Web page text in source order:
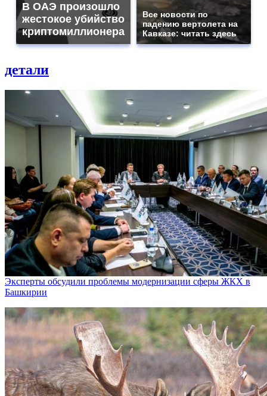
В ОАЭ произошло
жестокое убийство
криптомиллионера
Все новости по
падению вертолета на
Кавказе: читать здесь
детали
Эксперты обсудили проблемы модернизации сферы ЖКХ в
Башкирии